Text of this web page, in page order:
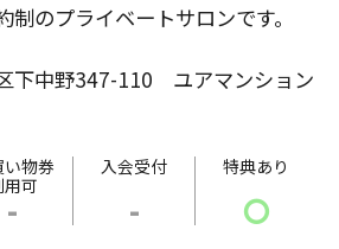
のプライベートサロンです。
下中野347-110 ユアマンション
い物券
用可
-
入会受付
-
特典あり
〇